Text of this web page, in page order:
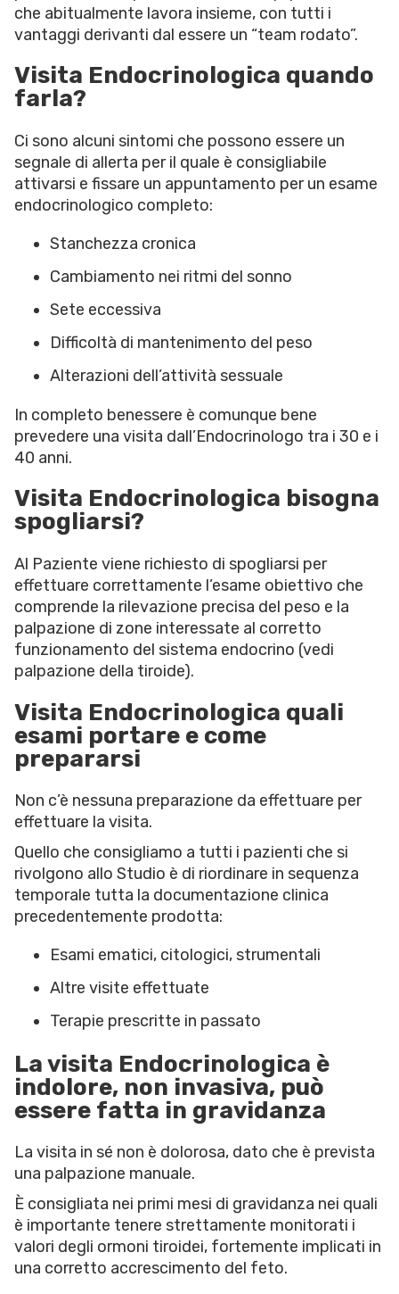
che abitualmente lavora insieme, con tutti i
vantaggi derivanti dal essere un “team rodato”.
Visita Endocrinologica quando
farla?
Ci sono alcuni sintomi che possono essere un
segnale di allerta per il quale è consigliabile
attivarsi e fissare un appuntamento per un esame
endocrinologico completo:
Stanchezza cronica
Cambiamento nei ritmi del sonno
Sete eccessiva
Difficoltà di mantenimento del peso
Alterazioni dell’attività sessuale
In completo benessere è comunque bene
prevedere una visita dall’Endocrinologo tra i 30 e i
40 anni.
Visita Endocrinologica bisogna
spogliarsi?
Al Paziente viene richiesto di spogliarsi per
effettuare correttamente l’esame obiettivo che
comprende la rilevazione precisa del peso e la
palpazione di zone interessate al corretto
funzionamento del sistema endocrino (vedi
palpazione della tiroide).
Visita Endocrinologica quali
esami portare e come
prepararsi
Non c’è nessuna preparazione da effettuare per
effettuare la visita.
Quello che consigliamo a tutti i pazienti che si
rivolgono allo Studio è di riordinare in sequenza
temporale tutta la documentazione clinica
precedentemente prodotta:
Esami ematici, citologici, strumentali
Altre visite effettuate
Terapie prescritte in passato
La visita Endocrinologica è
indolore, non invasiva, può
essere fatta in gravidanza
La visita in sé non è dolorosa, dato che è prevista
una palpazione manuale.
È consigliata nei primi mesi di gravidanza nei quali
è importante tenere strettamente monitorati i
valori degli ormoni tiroidei, fortemente implicati in
una corretto accrescimento del feto.